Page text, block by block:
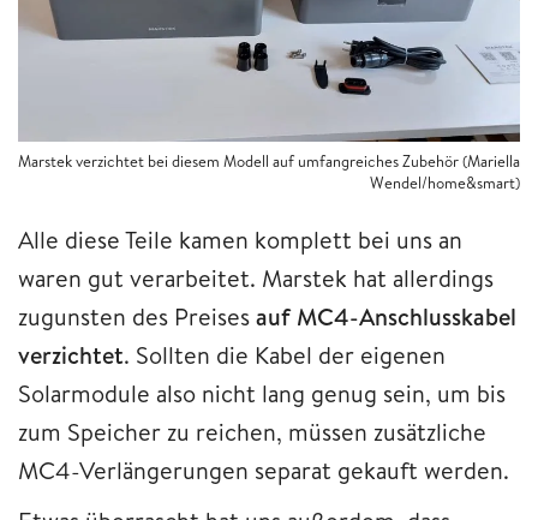
Marstek verzichtet bei diesem Modell auf umfangreiches Zubehör (Mariella
Wendel/home&smart)
Alle diese Teile kamen komplett bei uns an
waren gut verarbeitet. Marstek hat allerdings
zugunsten des Preisesauf MC4-Anschlusskabel
verzichtet. Sollten die Kabel der eigenen
Solarmodule also nicht lang genug sein, um bis
zum Speicher zu reichen, müssen zusätzliche
MC4-Verlängerungen separat gekauft werden.